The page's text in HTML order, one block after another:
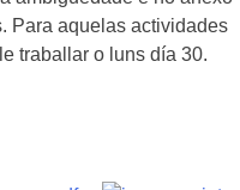
Para aquelas actividades
traballar o luns día 30.